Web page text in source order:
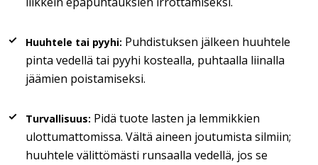
Huuhtele tai pyyhi: Puhdistuksen jälkeen huuhtele
pinta vedellä tai pyyhi kostealla, puhtaalla liinalla
jäämien poistamiseksi.
Turvallisuus: Pidä tuote lasten ja lemmikkien
ulottumattomissa. Vältä aineen joutumista silmiin;
huuhtele välittömästi runsaalla vedellä, jos se